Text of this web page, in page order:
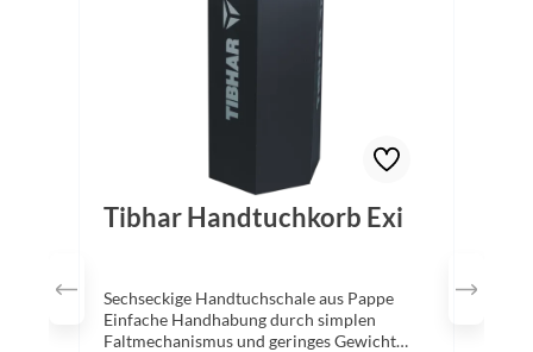
Tibhar Handtuchkorb Exi
Sechseckige Handtuchschale aus Pappe
Einfache Handhabung durch simplen
Faltmechanismus und geringes Gewicht